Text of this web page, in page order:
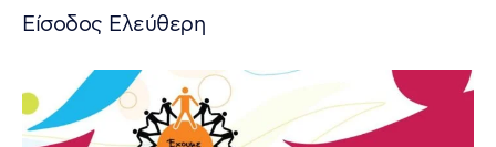
Είσοδος Ελεύθερη